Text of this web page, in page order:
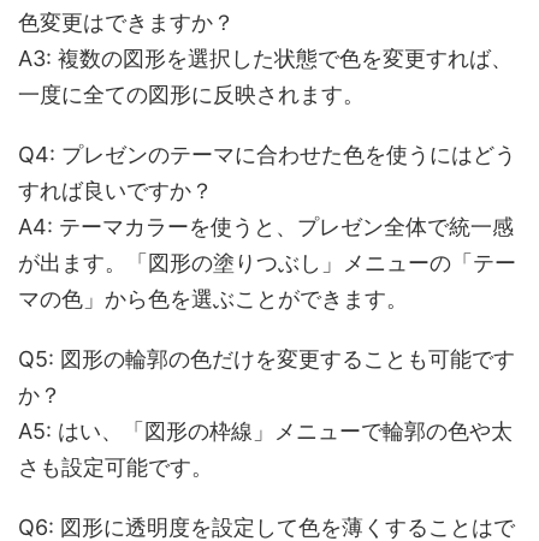
色変更はできますか？
A3: 複数の図形を選択した状態で色を変更すれば、
一度に全ての図形に反映されます。
Q4: プレゼンのテーマに合わせた色を使うにはどう
すれば良いですか？
A4: テーマカラーを使うと、プレゼン全体で統一感
が出ます。「図形の塗りつぶし」メニューの「テー
マの色」から色を選ぶことができます。
Q5: 図形の輪郭の色だけを変更することも可能です
か？
A5: はい、「図形の枠線」メニューで輪郭の色や太
さも設定可能です。
Q6: 図形に透明度を設定して色を薄くすることはで